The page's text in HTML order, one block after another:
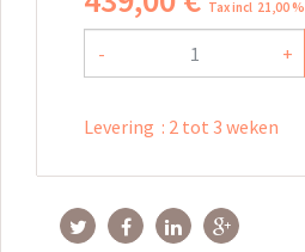
Tax incl 21,00 %
- +
Levering : 2 tot 3 weken